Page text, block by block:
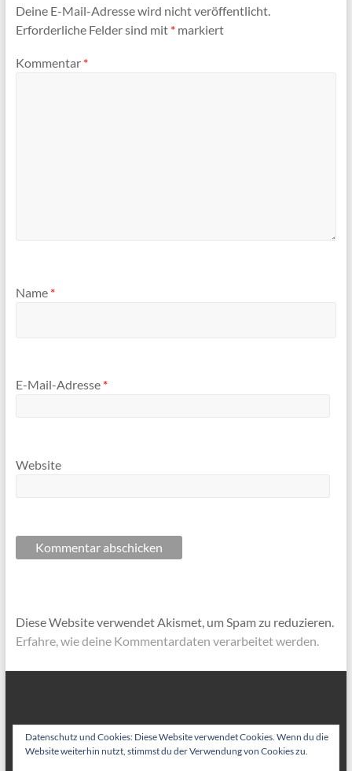
Deine E-Mail-Adresse wird nicht veröffentlicht.
Erforderliche Felder sind mit *markiert
Kommentar *
Name *
E-Mail-Adresse *
Website
Diese Website verwendet Akismet, um Spam zu reduzieren.
Erfahre, wie deine Kommentardaten verarbeitet werden.
Datenschutz und Cookies: Diese Website verwendet Cookies. Wenn du die
Website weiterhin nutzt, stimmst du der Verwendung von Cookies zu.